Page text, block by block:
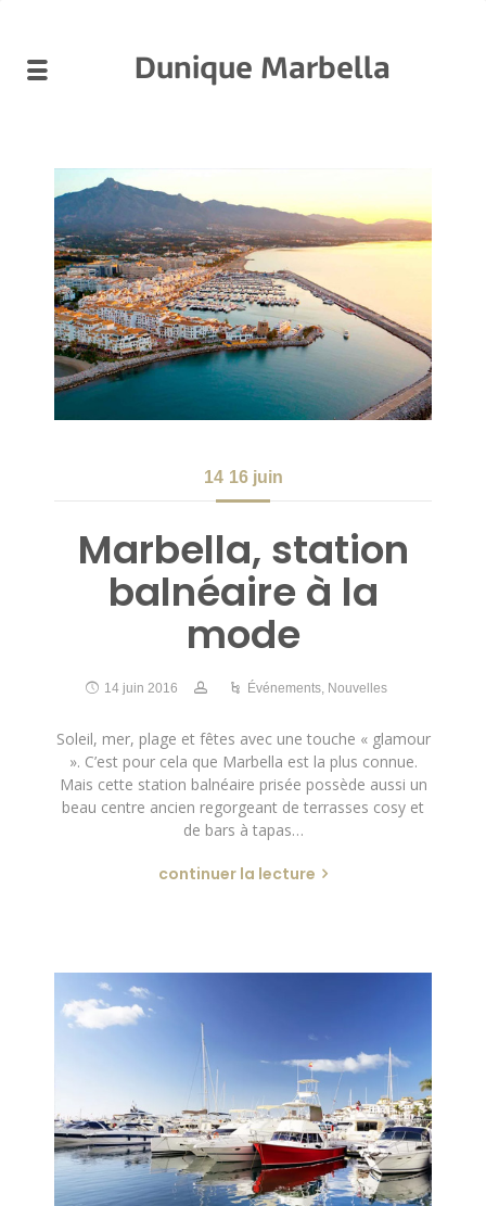
Dunique Marbella
14 16 juin
Marbella, station
balnéaire à la
mode
14 juin 2016 Événements, Nouvelles
Soleil, mer, plage et fêtes avec une touche « glamour
». C’est pour cela que Marbella est la plus connue.
Mais cette station balnéaire prisée possède aussi un
beau centre ancien regorgeant de terrasses cosy et
de bars à tapas…
continuer la lecture